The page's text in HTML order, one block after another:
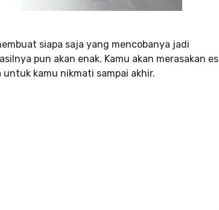
siapa saja yang mencobanya jadi
pun akan enak. Kamu akan merasakan es
kamu nikmati sampai akhir.